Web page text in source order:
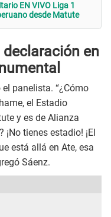
EN VIVO Liga 1
desde Matute
declaración en
panelista. “¿Cómo
el Estadio
y es de Alianza
tienes estadio! ¡El
está allá en Ate, esa
Sáenz.